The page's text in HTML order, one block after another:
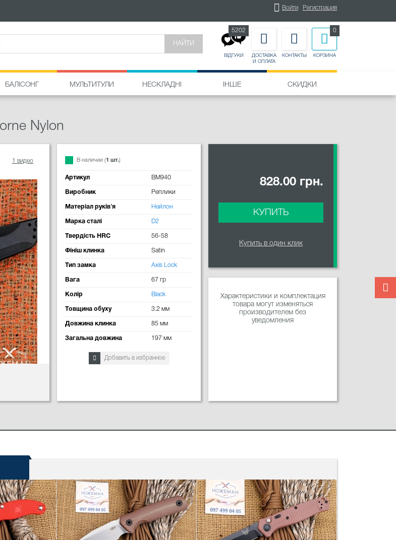
Войти Регистрация
НАЙТИ
ВІДГУКИ
5202
ДОСТАВКА
И ОПЛАТА
КОНТАКТЫ КОРЗИНА
0
БАЛІСОНГ МУЛЬТИТУЛИ НЕСКЛАДНІ ІНШЕ СКИДКИ
Nylon
1 видео В наличии (1 шт.)
Артикул BM940
Виробник Реплики
Матеріал руків'я Нейлон
Марка сталі D2
Твердість HRC 56-58
Фініш клинка Satin
Тип замка Axis Lock
Вага 67 гр
Колір Black
Товщина обуху 3.2 мм
Довжина клинка 85 мм
Загальна довжина 197 мм
Добавить в избранное
828.00 грн.
КУПИТЬ
Купить в один клик
Характеристики и комплектация
товара могут изменяться
производителем без
уведомления